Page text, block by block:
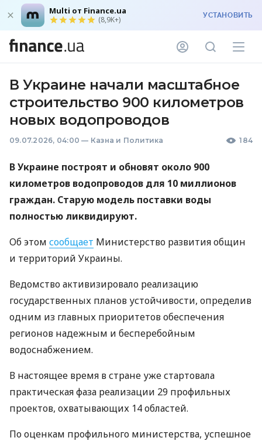
Multi от Finance.ua
(8,9K+) УСТАНОВИТЬ
В Украине начали масштабное
строительство 900 километров
новых водопроводов
09.07.2026, 04:00 — Казна и Политика 184
В Украине построят и обновят около 900
километров водопроводов для 10 миллионов
граждан. Старую модель поставки воды
полностью ликвидируют.
Об этом сообщает Министерство развития общин
и территорий Украины.
Ведомство активизировало реализацию
государственных планов устойчивости, определив
одним из главных приоритетов обеспечения
регионов надежным и бесперебойным
водоснабжением.
В настоящее время в стране уже стартовала
практическая фаза реализации 29 профильных
проектов, охватывающих 14 областей.
По оценкам профильного министерства, успешное